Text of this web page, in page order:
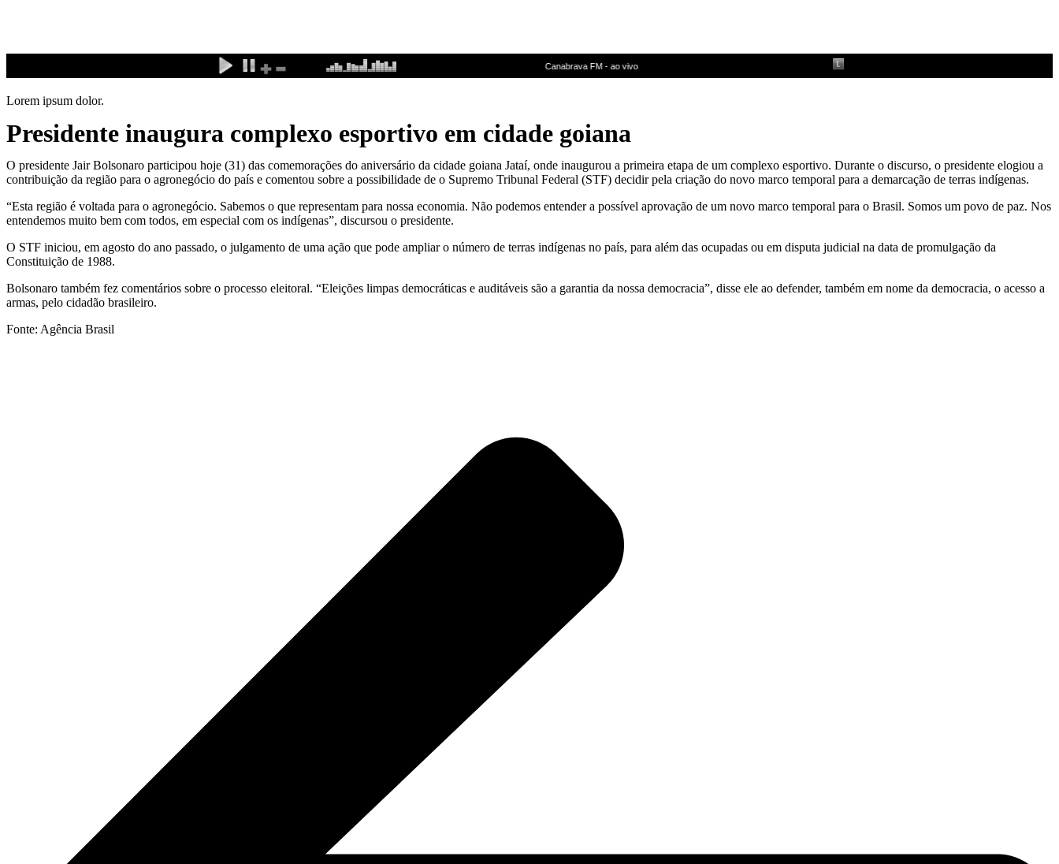
conteúdo
Lorem ipsum dolor.
Presidente inaugura complexo esportivo em cidade goiana
O presidente Jair Bolsonaro participou hoje (31) das comemorações do aniversário da cidade goiana Jataí, onde inaugurou a primeira etapa de um complexo esportivo. Durante o discurso, o presidente elogiou a
contribuição da região para o agronegócio do país e comentou sobre a possibilidade de o Supremo Tribunal Federal (STF) decidir pela criação do novo marco temporal para a demarcação de terras indígenas.
“Esta região é voltada para o agronegócio. Sabemos o que representam para nossa economia. Não podemos entender a possível aprovação de um novo marco temporal para o Brasil. Somos um povo de paz. Nos
entendemos muito bem com todos, em especial com os indígenas”, discursou o presidente.
O STF iniciou, em agosto do ano passado, o julgamento de uma ação que pode ampliar o número de terras indígenas no país, para além das ocupadas ou em disputa judicial na data de promulgação da
Constituição de 1988.
Bolsonaro também fez comentários sobre o processo eleitoral. “Eleições limpas democráticas e auditáveis são a garantia da nossa democracia”, disse ele ao defender, também em nome da democracia, o acesso a
armas, pelo cidadão brasileiro.
Fonte: Agência Brasil